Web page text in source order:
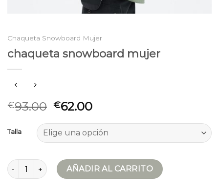
Chaqueta Snowboard Mujer
chaqueta snowboard mujer
€93.00 €62.00
Talla
chaqueta snowboard mujer cantidad
AÑADIR AL CARRITO